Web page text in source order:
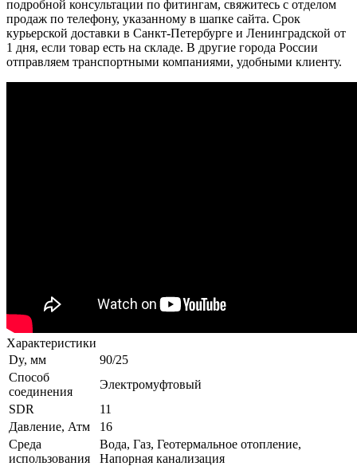
подробной консультации по фитингам, свяжитесь с отделом
продаж по телефону, указанному в шапке сайта. Срок
курьерской доставки в Санкт-Петербурге и Ленинградской от
1 дня, если товар есть на складе. В другие города России
отправляем транспортными компаниями, удобными клиенту.
Характеристики
Dy, мм
90/25
Способ
соединения
Электромуфтовый
SDR
11
Давление, Атм
16
Среда
использования
Вода, Газ, Геотермальное отопление,
Напорная канализация